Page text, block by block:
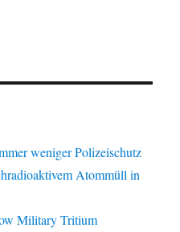
weniger Polizeischutz
Atommüll in
Military Tritium